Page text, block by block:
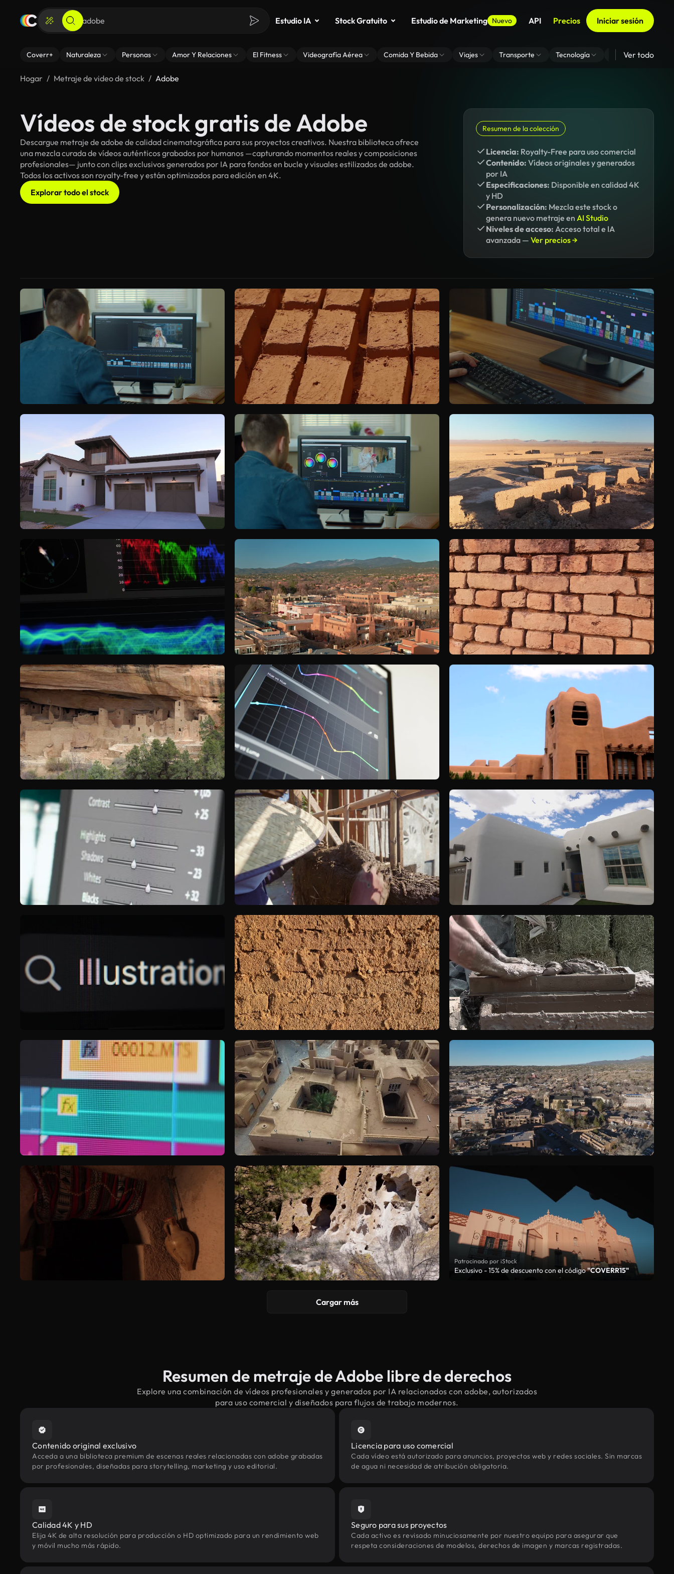
Estudio IA Stock Gratuito Estudio de Marketing Nuevo API Precios Iniciar sesión
Coverr+ Naturaleza Personas Amor Y Relaciones El Fitness Videografía Aérea Comida Y Bebida Viajes Transporte Tecnología Zoom De Fondo
Ver todo
Hogar Metraje de video de stock Adobe
Vídeos de stock gratis de Adobe
Descargue metraje de adobe de calidad cinematográfica para sus proyectos creativos. Nuestra biblioteca ofrece
una mezcla curada de vídeos auténticos grabados por humanos —capturando momentos reales y composiciones
profesionales— junto con clips exclusivos generados por IA para fondos en bucle y visuales estilizados de adobe.
Todos los activos son royalty-free y están optimizados para edición en 4K.
Explorar todo el stock
Resumen de la colección
Licencia: Royalty-Free para uso comercial
Contenido: Vídeos originales y generados
por IA
Especificaciones: Disponible en calidad 4K
y HD
Personalización: Mezcla este stock o
genera nuevo metraje en AI Studio
Niveles de acceso: Acceso total e IA
avanzada — Ver precios →
Patrocinado por iStock
Exclusivo - 15% de descuento con el código"COVERR15"
Cargar más
Resumen de metraje de Adobe libre de derechos
Explore una combinación de vídeos profesionales y generados por IA relacionados con adobe, autorizados
para uso comercial y diseñados para flujos de trabajo modernos.
Contenido original exclusivo
Acceda a una biblioteca premium de escenas reales relacionadas con adobe grabadas
por profesionales, diseñadas para storytelling, marketing y uso editorial.
Licencia para uso comercial
Cada vídeo está autorizado para anuncios, proyectos web y redes sociales. Sin marcas
de agua ni necesidad de atribución obligatoria.
Calidad 4K y HD
Elija 4K de alta resolución para producción o HD optimizado para un rendimiento web
y móvil mucho más rápido.
Seguro para sus proyectos
Cada activo es revisado minuciosamente por nuestro equipo para asegurar que
respeta consideraciones de modelos, derechos de imagen y marcas registradas.